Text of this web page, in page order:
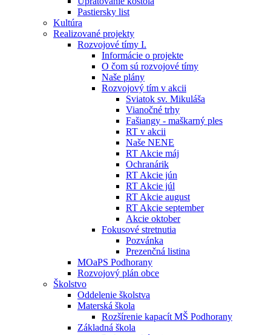
Pastiersky list
Kultúra
Realizované projekty
Rozvojové tímy I.
Informácie o projekte
O čom sú rozvojové tímy
Naše plány
Rozvojový tím v akcii
Sviatok sv. Mikuláša
Vianočné trhy
Fašiangy - maškarný ples
RT v akcii
Naše NENE
RT Akcie máj
Ochranárik
RT Akcie jún
RT Akcie júl
RT Akcie august
RT Akcie september
Akcie oktober
Fokusové stretnutia
Pozvánka
Prezenčná listina
MOaPS Podhorany
Rozvojový plán obce
Školstvo
Oddelenie školstva
Materská škola
Rozšírenie kapacít MŠ Podhorany
Základná škola